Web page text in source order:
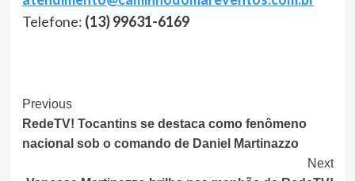
Telefone: (13) 99631-6169
Post
Navigation
Previous
RedeTV! Tocantins se destaca como fenômeno
nacional sob o comando de Daniel Martinazzo
Next